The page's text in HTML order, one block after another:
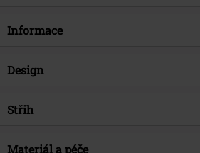
Informace
Zboží č.
Brand
Design
Typ výrobku
Vytištěno
Střih
Střih/vrchní díl
Materiál a péče